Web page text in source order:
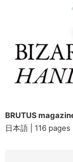
BRUTUS
日本語 | 116 pages